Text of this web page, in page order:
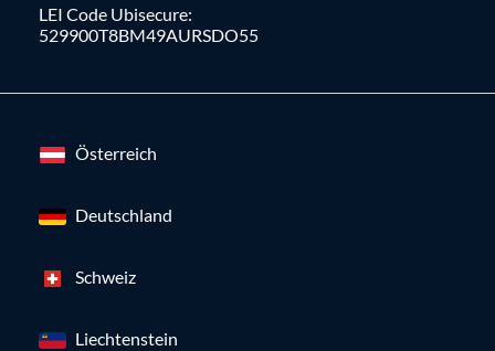
LEI Code Ubisecure:
529900T8BM49AURSDO55
Österreich
Deutschland
Schweiz
Liechtenstein